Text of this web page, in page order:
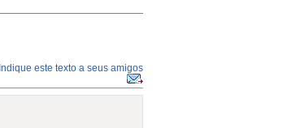
Indique este texto a seus amigos